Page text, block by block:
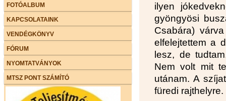
FOTÓALBUM
KAPCSOLATAINK
VENDÉGKÖNYV
FÓRUM
NYOMTATVÁNYOK
MTSZ PONT SZÁMÍTÓ
ilyen
gyöngyösi
Csabára)
elfelejtettem a
lesz, de
Nem volt mit
utánam. A
füredi rajthelyre.